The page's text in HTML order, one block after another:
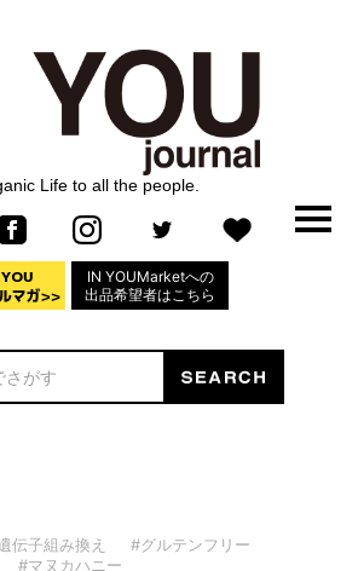
Life to all the people.
IN YOUMarketへの
出品希望者はこちら
伝子組み換え
#グルテンフリー
#マヌカハニー